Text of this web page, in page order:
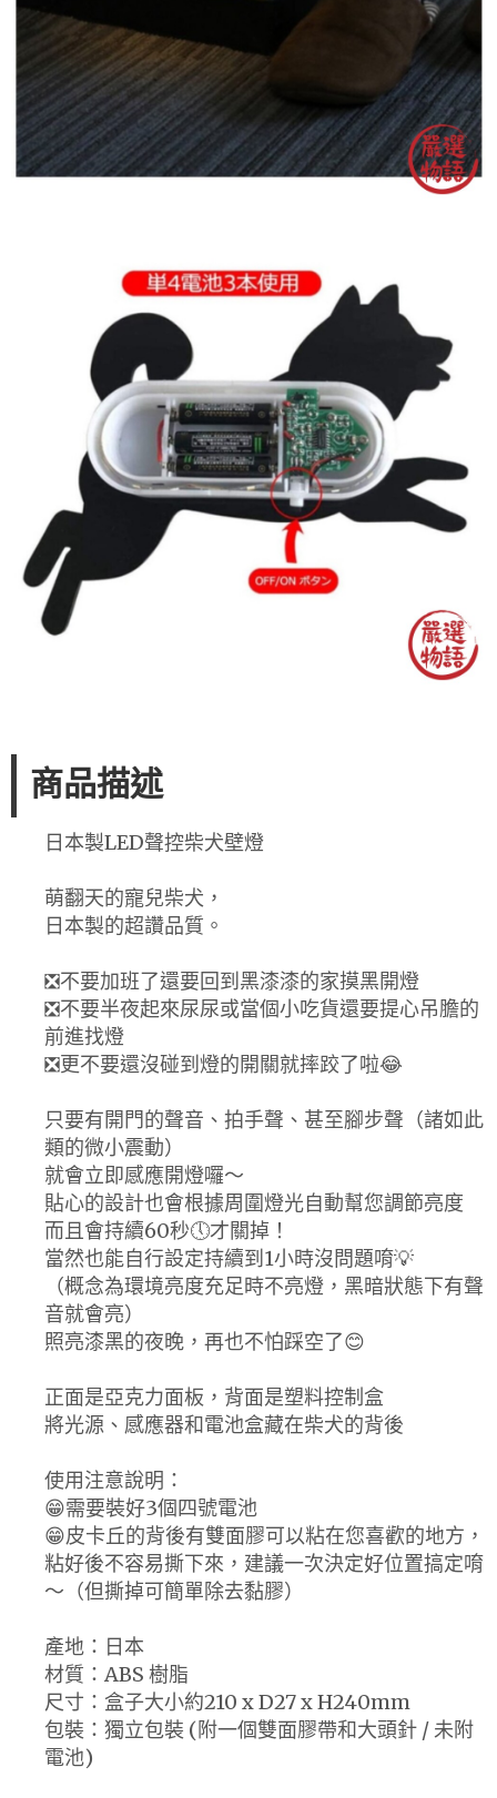
商品描述
日本製LED聲控柴犬壁燈
萌翻天的寵兒柴犬，
日本製的超讚品質。
❎不要加班了還要回到黑漆漆的家摸黑開燈
❎不要半夜起來尿尿或當個小吃貨還要提心吊膽的
前進找燈
❎更不要還沒碰到燈的開關就摔跤了啦😂
只要有開門的聲音、拍手聲、甚至腳步聲（諸如此
類的微小震動）
就會立即感應開燈囉～
貼心的設計也會根據周圍燈光自動幫您調節亮度
而且會持續60秒🕔才關掉！
當然也能自行設定持續到1小時沒問題唷💡
（概念為環境亮度充足時不亮燈，黑暗狀態下有聲
音就會亮）
照亮漆黑的夜晚，再也不怕踩空了😊
正面是亞克力面板，背面是塑料控制盒
將光源、感應器和電池盒藏在柴犬的背後
使用注意說明：
😁需要裝好3個四號電池
😁皮卡丘的背後有雙面膠可以粘在您喜歡的地方，
粘好後不容易撕下來，建議一次決定好位置搞定唷
～（但撕掉可簡單除去黏膠）
產地：日本
材質：ABS 樹脂
尺寸：盒子大小約210 x D27 x H240mm
包裝：獨立包裝 (附一個雙面膠帶和大頭針 / 未附
電池)